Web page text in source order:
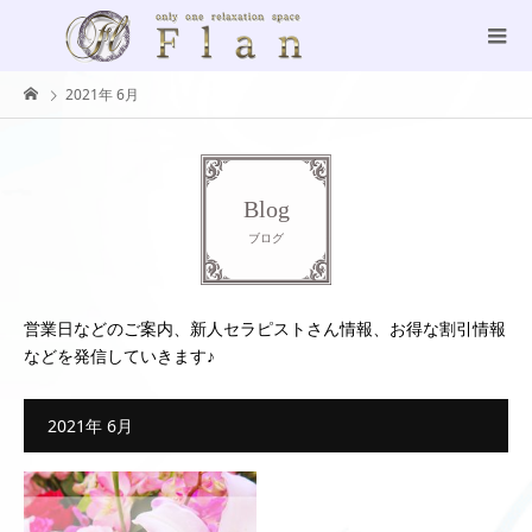
2021年 6月
Blog
ブログ
営業日などのご案内、新人セラピストさん情報、お得な割引情報
などを発信していきます♪
2021年 6月